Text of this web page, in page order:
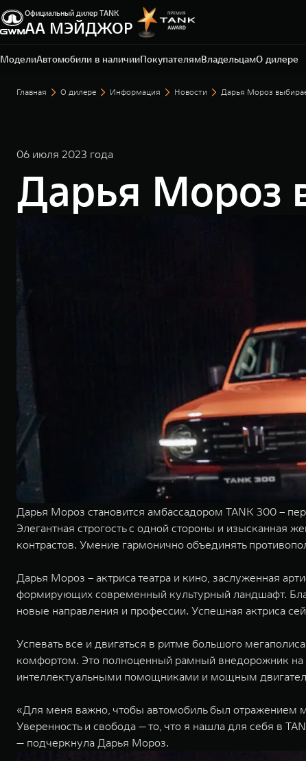
Официальный дилер TANK
АА МЭЙДЖОР
МоделиАвтомобили в наличииПокупателямВладельцамО дилере
Москва, Новорижское шоссе, 9 км от МКАД
+7 (495) 225-15-75
Главная О дилере Информация Новости Дарья Мороз
06 июля 2023 года
Дарья Мороз
Дарья Мороз становится амбассадором TANK 300 –
Элегантная строгость с одной стороны и изысканная
контрастов. Умение гармонично объединять
Дарья Мороз – актриса театра и кино, заслуженная
формирующих современный культурный ландшафт.
новые направления и профессии. Успешная актриса
Успевать все и двигаться в ритме большого
комфортом. Это полноценный рамный внедорожник
интеллектуальными помощниками и мощным
«Для меня важно, чтобы автомобиль был отражением
Уверенность и свобода — то, что я нашла для себя в
— подчеркнула Дарья Мороз.